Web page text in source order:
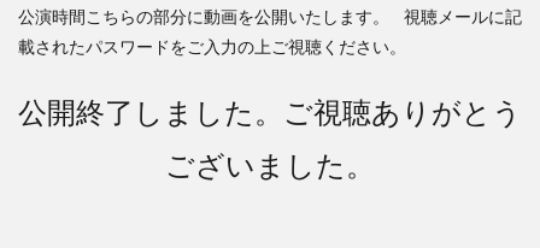
公演時間こちらの部分に動画を公開いたします。 視聴メールに記
載されたパスワードをご入力の上ご視聴ください。
公開終了しました。ご視聴ありがとう
ございました。